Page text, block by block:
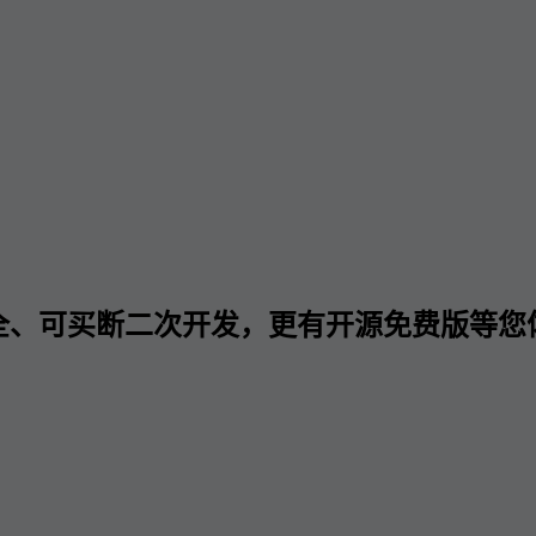
可买断二次开发，更有开源免费版等您